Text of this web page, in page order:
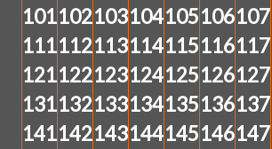
101102103104105106107
111112113114115116117
121122123124125126127
131132133134135136137
141142143144145146147